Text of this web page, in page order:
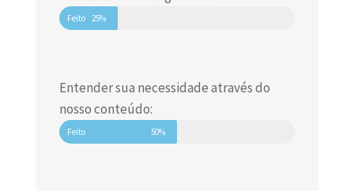
Feito 25%
Entender sua necessidade através do
nosso conteúdo:
Feito 50%